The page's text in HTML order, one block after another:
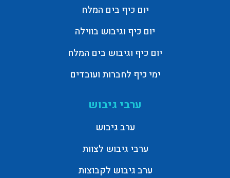
יום כיף בים המלח
יום כיף וגיבוש בווילה
יום כיף וגיבוש בים המלח
ימי כיף לחברות ועובדים
ערבי גיבוש
ערב גיבוש
ערבי גיבוש לצוות
ערב גיבוש לקבוצות